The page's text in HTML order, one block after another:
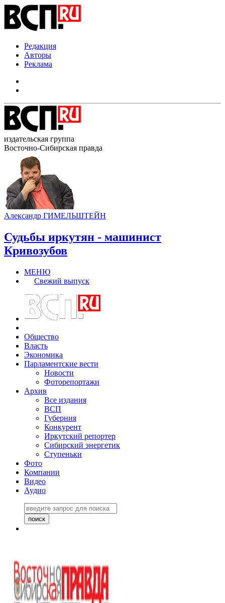
Редакция
Авторы
Реклама
издательская группа
Восточно-Сибирская правда
Александр ГИМЕЛЬШТЕЙН
Судьбы иркутян - машинист
Кривозубов
МЕНЮ
Свежий выпуск
Общество
Власть
Экономика
Парламентские вести
Новости
Фоторепортажи
Архив
Все издания
ВСП
Губерния
Конкурент
Иркутский репортер
Сибирский энергетик
Ступеньки
Фото
Компании
Видео
Аудио